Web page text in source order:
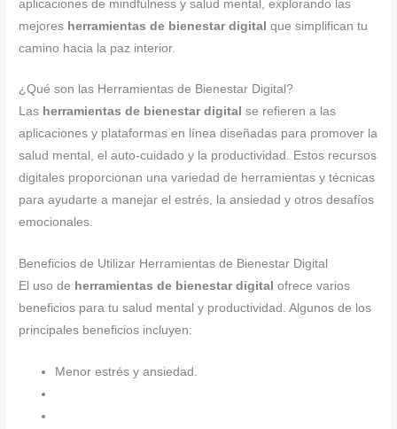
aplicaciones de mindfulness y salud mental, explorando las
mejores herramientas de bienestar digital que simplifican tu
camino hacia la paz interior.
¿Qué son las Herramientas de Bienestar Digital?
Las herramientas de bienestar digital se refieren a las
aplicaciones y plataformas en línea diseñadas para promover la
salud mental, el auto-cuidado y la productividad. Estos recursos
digitales proporcionan una variedad de herramientas y técnicas
para ayudarte a manejar el estrés, la ansiedad y otros desafíos
emocionales.
Beneficios de Utilizar Herramientas de Bienestar Digital
El uso de herramientas de bienestar digital ofrece varios
beneficios para tu salud mental y productividad. Algunos de los
principales beneficios incluyen:
Menor estrés y ansiedad.